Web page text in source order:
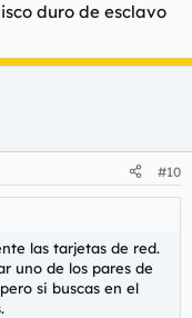
duro de esclavo
#10
las tarjetas de red.
uno de los pares de
si buscas en el